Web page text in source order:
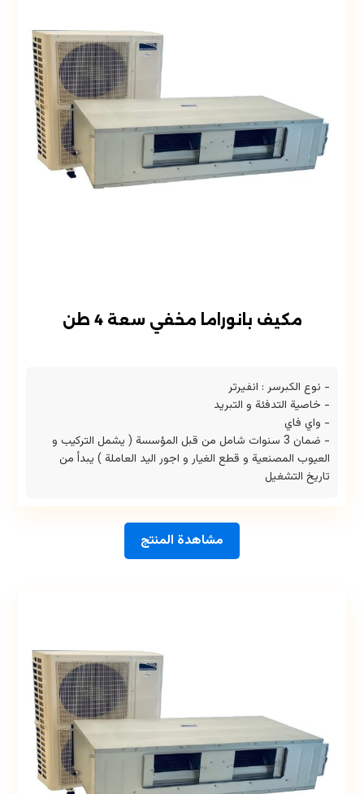
مكيف بانوراما مخفي سعة 4 طن
- نوع الكبرسر : انفيرتر
- خاصية التدفئة و التبريد
- واي فاي
- ضمان 3 سنوات شامل من قبل المؤسسة ( يشمل التركيب و
العيوب المصنعية و قطع الغيار و اجور اليد العاملة ) يبدأ من
تاريخ التشغيل
مشاهدة المنتج